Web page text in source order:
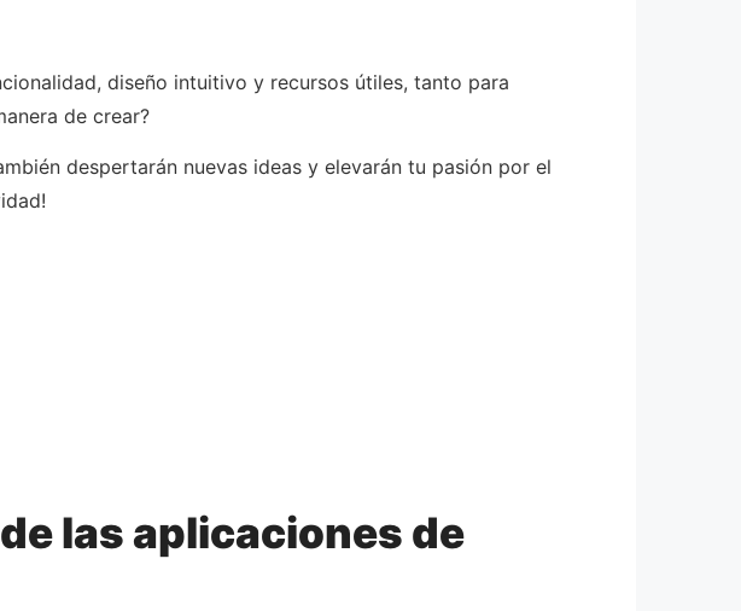
diseño intuitivo y recursos útiles, tanto para
de crear?
despertarán nuevas ideas y elevarán tu pasión por el
las aplicaciones de